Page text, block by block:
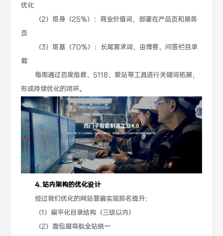
优化
（2）塔身（25%）：商业价值词，部署在产品页和服务
页
（3）塔基（70%）：长尾需求词，由博客、问答栏目承
载
每周通过百度指数、5118、爱站等工具进行关键词拓展，
形成持续优化的闭环。
4. 站内架构的优化设计
经过我们优化的网站普遍实现排名提升：
（1）扁平化目录结构（三级以内）
（2）面包屑导航全站统一